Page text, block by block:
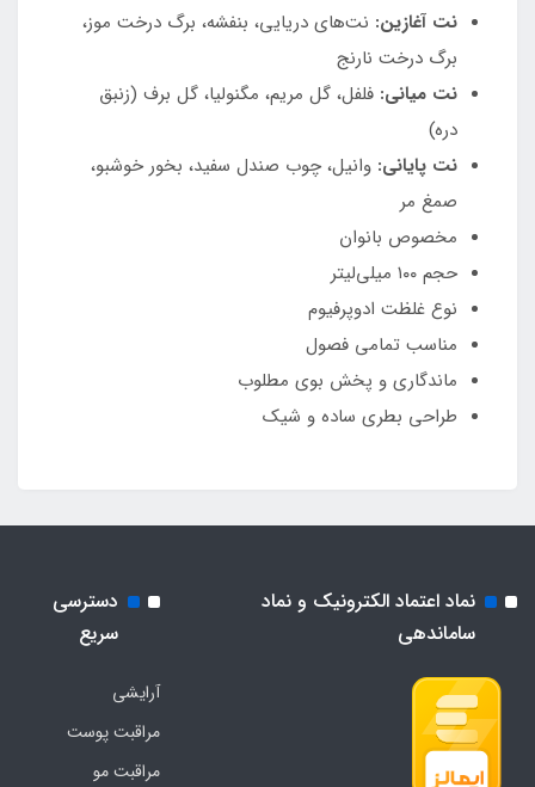
نت آغازین: نت‌های دریایی، بنفشه، برگ درخت موز،
برگ درخت نارنج
نت میانی: فلفل، گل مریم، مگنولیا، گل برف (زنبق
دره)
نت پایانی: وانیل، چوب صندل سفید، بخور خوشبو،
صمغ مر
مخصوص بانوان
حجم ۱۰۰ میلی‌لیتر
نوع غلظت ادوپرفیوم
مناسب تمامی فصول
ماندگاری و پخش بوی مطلوب
طراحی بطری ساده و شیک
نماد اعتماد الکترونیک و نماد
ساماندهی
دسترسی
سریع
آرایشی
مراقبت پوست
مراقبت مو